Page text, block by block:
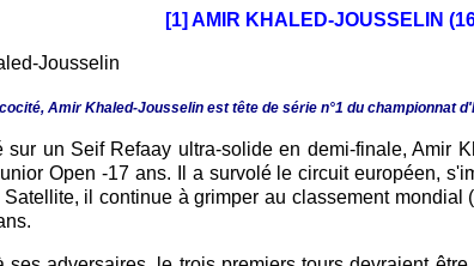
[1] AMIR KHALED-JOUSSELIN
Amir Khaled-Jousselin est tête de série n°1 du championnat
sur un Seif Refaay ultra-solide en demi-finale, Amir
Open -17 ans. Il a survolé le circuit européen,
il continue à grimper au classement